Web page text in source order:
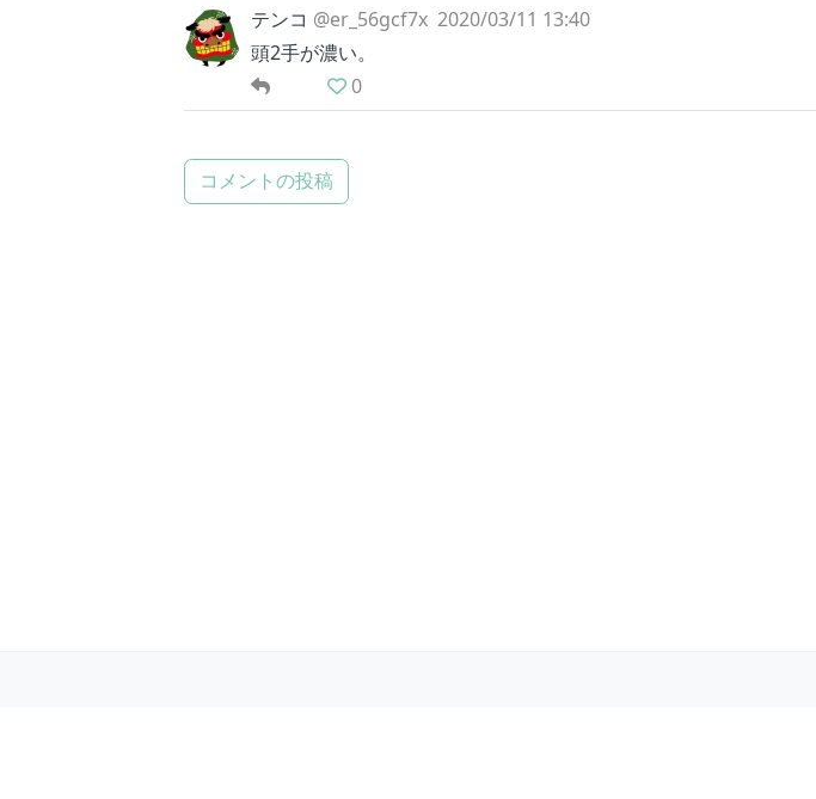
テンコ @er_56gcf7x 2020/03/11 13:40
頭2手が濃い。
0
コメントの投稿